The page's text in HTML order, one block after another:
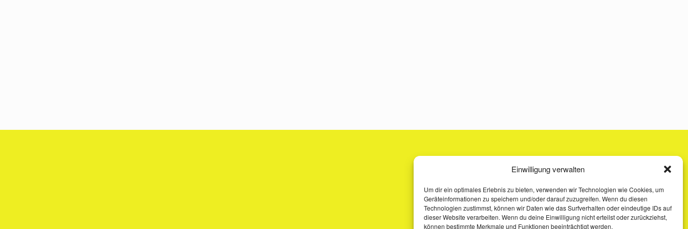
Einwilligung verwalten
Um dir ein optimales Erlebnis zu bieten, verwenden wir Technologien wie Cookies, um
Geräteinformationen zu speichern und/oder darauf zuzugreifen. Wenn du diesen
Technologien zustimmst, können wir Daten wie das Surfverhalten oder eindeutige IDs auf
dieser Website verarbeiten. Wenn du deine Einwilligung nicht erteilst oder zurückziehst,
können bestimmte Merkmale und Funktionen beeinträchtigt werden.